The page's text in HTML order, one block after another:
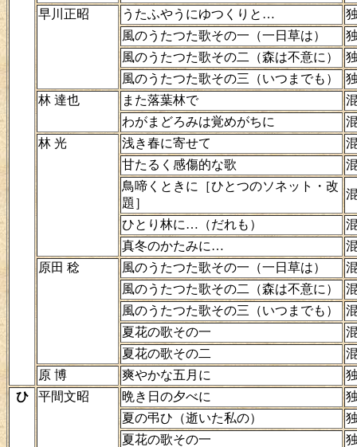
早川正昭
うたふやうにゆつくりと…
風のうたつた歌その一（一日草は）
風のうたつた歌その二（森は不意に）
風のうたつた歌その三（いつまでも）
林 達也
また落葉林で
わがまどろみは覚めがちに
林 光
浅き春に寄せて
甘たるく感傷的な歌
鳥啼くときに［ひとつのソネット・改
題］
ひとり林に…（だれも）
真冬のかたみに…
原田 稔
風のうたつた歌その一（一日草は）
風のうたつた歌その二（森は不意に）
風のうたつた歌その三（いつまでも）
夏花の歌その一
夏花の歌その二
原 博
爽やかな五月に
ひ
平間文昭 晩き日の夕べに
夏の弔ひ（逝いた私の）
夏花の歌その一